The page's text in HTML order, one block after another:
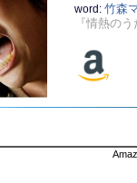
word: 竹森
『情熱の